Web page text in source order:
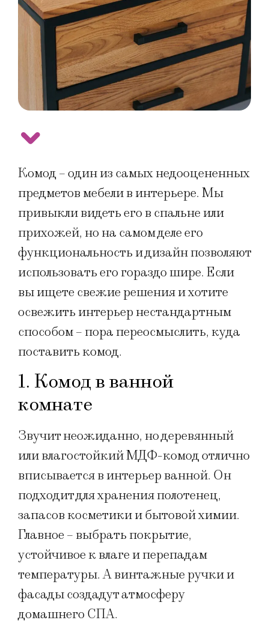
Комод – один из самых недооцененных
предметов мебели в интерьере. Мы
привыкли видеть его в спальне или
прихожей, но на самом деле его
функциональность и дизайн позволяют
использовать его гораздо шире. Если
вы ищете свежие решения и хотите
освежить интерьер нестандартным
способом – пора переосмыслить, куда
поставить комод.
1. Комод в ванной
комнате
Звучит неожиданно, но деревянный
или влагостойкий МДФ-комод отлично
вписывается в интерьер ванной. Он
подходит для хранения полотенец,
запасов косметики и бытовой химии.
Главное – выбрать покрытие,
устойчивое к влаге и перепадам
температуры. А винтажные ручки и
фасады создадут атмосферу
домашнего СПА.